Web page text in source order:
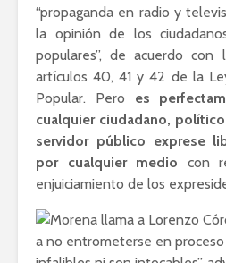
“propaganda en radio y
la opinión de los
populares”, de acuerdo
artículos 40, 41 y 42 de la
Popular. Pero es
cualquier ciudadano,
servidor público exprese
por cualquier medio con
enjuiciamiento de los